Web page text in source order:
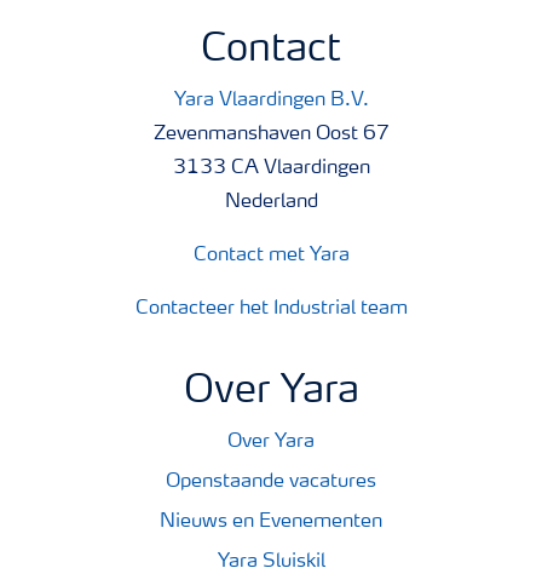
Contact
Yara Vlaardingen B.V.
Zevenmanshaven Oost 67
3133 CA Vlaardingen
Nederland
Contact met Yara
Contacteer het Industrial team
Over Yara
Over Yara
Openstaande vacatures
Nieuws en Evenementen
Yara Sluiskil